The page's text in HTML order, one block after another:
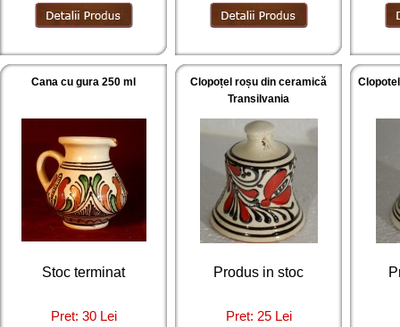
Cana cu gura 250 ml
Stoc terminat
Pret: 30 Lei
Clopoțel roșu din ceramică
Transilvania
Produs in stoc
Pret: 25 Lei